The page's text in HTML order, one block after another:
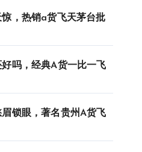
，热销a货飞天茅台批
吗，经典A货一比一飞
锁眼，著名贵州A货飞